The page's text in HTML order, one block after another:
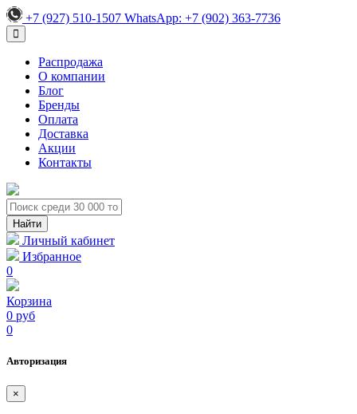
+7 (927) 510-1507 WhatsApp: +7 (902) 363-7736
Распродажа
О компании
Блог
Бренды
Оплата
Доставка
Акции
Контакты
Личный кабинет
Избранное
0
Корзина
0 руб
0
Авторизация
×